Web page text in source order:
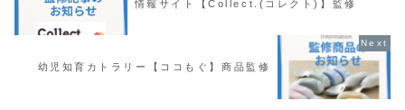
情報サイト【Collect.(コレクト)】監修
幼児知育カトラリー【ココもぐ】商品監修